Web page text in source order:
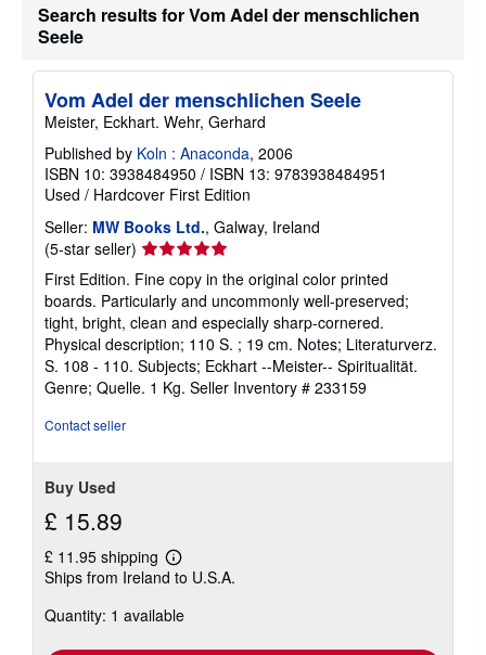
Search results for Vom Adel der menschlichen
Seele
Vom Adel der menschlichen Seele
Meister, Eckhart. Wehr, Gerhard
Published by Koln : Anaconda, 2006
ISBN 10: 3938484950 / ISBN 13: 9783938484951
Used / Hardcover First Edition
Seller: MW Books Ltd., Galway, Ireland
(5-star seller) Seller
rating
5
out
of
5
stars
First Edition. Fine copy in the original color printed
boards. Particularly and uncommonly well-preserved;
tight, bright, clean and especially sharp-cornered.
Physical description; 110 S. ; 19 cm. Notes; Literaturverz.
S. 108 - 110. Subjects; Eckhart --Meister-- Spiritualität.
Genre; Quelle. 1 Kg. Seller Inventory # 233159
Contact seller
Buy Used
£ 15.89
£ 11.95 shipping
Learn
more
shipping
Ships from Ireland to U.S.A.
Quantity: 1 available